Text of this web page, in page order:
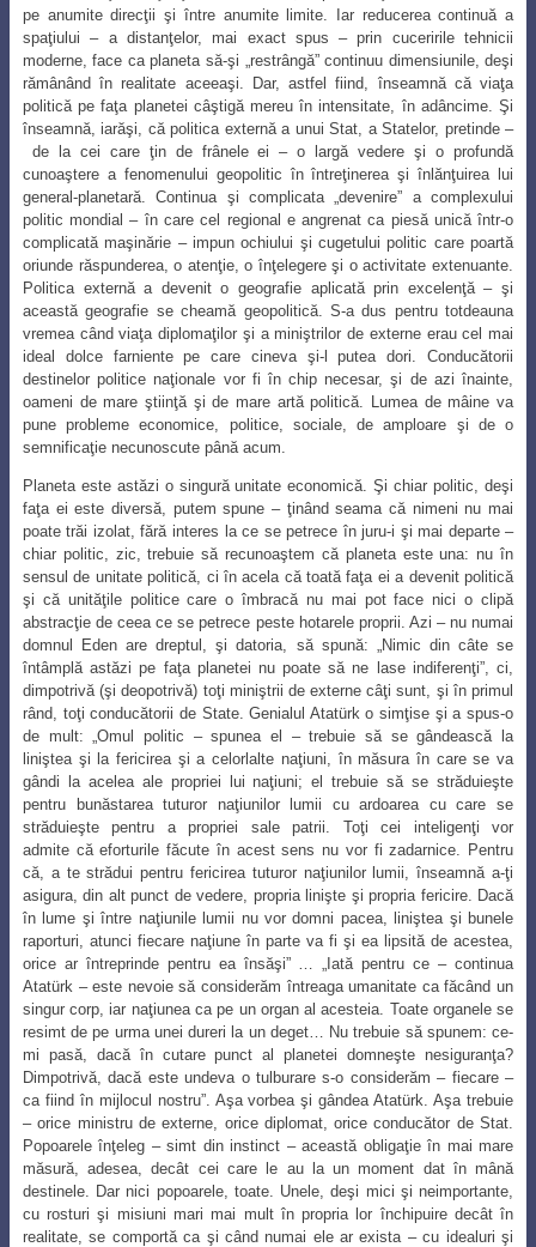
pe anumite direcţii şi între anumite limite. Iar reducerea continuă a
spaţiului – a distanţelor, mai exact spus – prin cuceririle tehnicii
moderne, face ca planeta să-şi „restrângă” continuu dimensiunile, deşi
rămânând în realitate aceeaşi. Dar, astfel fiind, înseamnă că viaţa
politică pe faţa planetei câştigă mereu în intensitate , în adâncime. Şi
înseamnă, iarăşi, că politica externă a unui Stat, a Statelor, pretinde –
de la cei care ţin de frânele ei – o largă vedere şi o profundă
cunoaştere a fenomenului geopolitic în întreţinerea şi înlănţuirea lui
general-planetară. Continua şi complicata „devenire” a complexului
politic mondial – în care cel regional e angrenat ca piesă unică într-o
complicată maşinărie – impun ochiului şi cugetului politic care poartă
oriunde răspunderea, o atenţie, o înţelegere şi o activitate extenuante.
Politica externă a devenito geografie aplicată prin excelenţă – şi
această geografie se cheamă geopolitică. S-a dus pentru totdeauna
vremea când viaţa diplomaţilor şi a miniştrilor de externe erau cel mai
ideal dolce farniente pe care cineva şi-l putea dori. Conducătorii
destinelor politice naţionale vor fi în chip necesar, şi de azi înainte,
oameni de mare ştiinţă şi de mare artă politică. Lumea de mâine va
pune probleme economice, politice, sociale, de amploare şi de o
semnificaţie necunoscute până acum.
Planeta este astăzi o singură unitate economică. Şi chiar politic, deşi
faţa ei este diversă, putem spune – ţinând seama că nimeni nu mai
poate trăi izolat, fără interes la ce se petrece în juru-i şi mai departe –
chiar politic, zic, trebuie să recunoaştem că planeta este una: nu în
sensul de unitate politică, ci în acela că toată faţa ei a devenit politică
şi că unităţile politice care o îmbracă nu mai pot face nici o clipă
abstracţie de ceea ce se petrece peste hotarele proprii. Azi – nu numai
domnul Eden are dreptul, şi datoria, să spună: „Nimic din câte se
întâmplă astăzi pe faţa planetei nu poate să ne lase indiferenţi”, ci,
dimpotrivă (şi deopotrivă) toţi miniştrii de externe câţi sunt, şi în primul
rând, toţi conducătorii de State. Genialul Atatürk o simţise şi a spus-o
de mult: „Omul politic – spunea el – trebuie să se gândească la
liniştea şi la fericirea şi a celorlalte naţiuni, în măsura în care se va
gândi la acelea ale propriei lui naţiuni; el trebuie să se străduieşte
pentru bunăstarea tuturor naţiunilor lumii cuardoarea cu care se
străduieşte pentru a propriei sale patrii. Toţi cei inteligenţi vor
admitecă eforturile făcute în acest sens nu vor fi zadarnice. Pentru
că, a te strădui pentru fericirea tuturor naţiunilor lumii, înseamnă a-ţi
asigura, din alt punct de vedere, propria linişte şi propria fericire. Dacă
în lume şi între naţiunile lumii nu vor domni pacea, liniştea şi bunele
raporturi, atunci fiecare naţiune în parte va fi şi ea lipsită de acestea,
orice ar întreprinde pentru ea însăşi” … „Iată pentru ce – continua
Atatürk – este nevoie să considerăm întreaga umanitate ca făcând un
singur corp, iar naţiunea ca pe un organ al acesteia. Toate organele se
resimt de pe urma unei dureri la un deget… Nu trebuie să spunem: ce-
mi pasă, dacă în cutare punct al planetei domneşte nesiguranţa?
Dimpotrivă, dacă este undeva o tulburare s-o considerăm – fiecare –
ca fiind în mijlocul nostru”. Aşa vorbea şi gândea Atatürk. Aşa trebuie
– orice ministru de externe, orice diplomat, orice conducător de Stat.
Popoarele înţeleg – simt din instinct – această obligaţie în mai mare
măsură, adesea, decât cei care le au la un moment dat în mână
destinele. Dar nici popoarele, toate. Unele, deşi mici şi neimportante,
cu rosturi şi misiuni mari mai mult în propria lor închipuire decât în
realitate, se comportă ca şi când numai ele ar exista – cu idealuri şi